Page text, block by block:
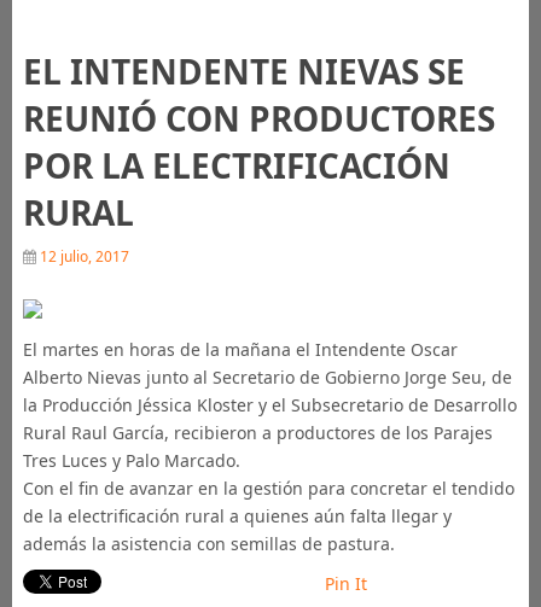
EL INTENDENTE NIEVAS SE
REUNIÓ CON PRODUCTORES
POR LA ELECTRIFICACIÓN
RURAL
12 julio, 2017
El martes en horas de la mañana el Intendente Oscar
Alberto Nievas junto al Secretario de Gobierno Jorge Seu, de
la Producción Jéssica Kloster y el Subsecretario de Desarrollo
Rural Raul García, recibieron a productores de los Parajes
Tres Luces y Palo Marcado.
Con el fin de avanzar en la gestión para concretar el tendido
de la electrificación rural a quienes aún falta llegar y
además la asistencia con semillas de pastura.
Pin It